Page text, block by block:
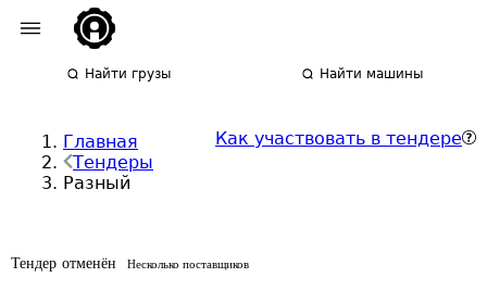
Найти грузы Найти машины
Главная
Тендеры
Разный
Как участвовать в тендере
Тендер отменён Несколько поставщиков